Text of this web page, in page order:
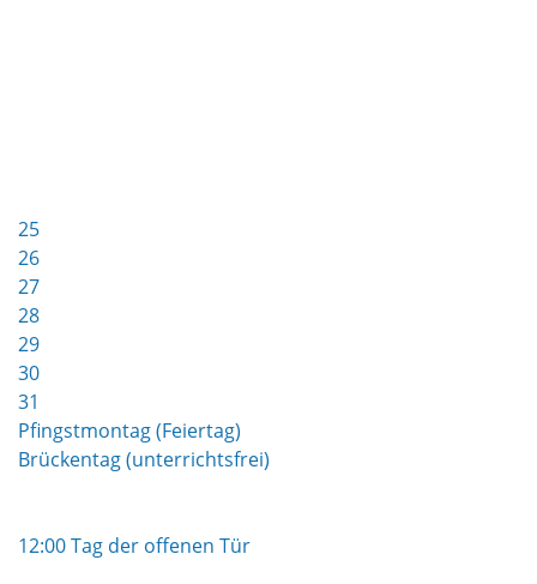
25
26
27
28
29
30
31
Pfingstmontag (Feiertag)
Brückentag (unterrichtsfrei)
12:00 Tag der offenen Tür